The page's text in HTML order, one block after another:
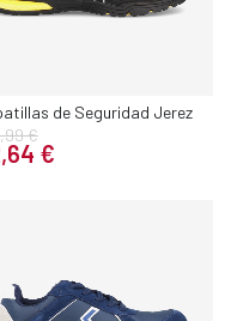
de Seguridad Jerez
€
€